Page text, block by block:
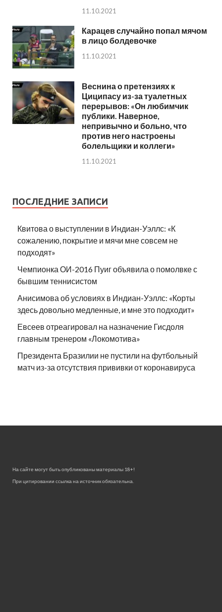
11.10.2021
Карацев случайно попал мячом
в лицо болдевочке
11.10.2021
Веснина о претензиях к
Циципасу из-за туалетных
перерывов: «Он любимчик
публики. Наверное,
непривычно и больно, что
против него настроены
болельщики и коллеги»
11.10.2021
ПОСЛЕДНИЕ ЗАПИСИ
Квитова о выступлении в Индиан-Уэллс: «К
сожалению, покрытие и мячи мне совсем не
подходят»
Чемпионка ОИ-2016 Пуиг объявила о помолвке с
бывшим теннисистом
Анисимова об условиях в Индиан-Уэллс: «Корты
здесь довольно медленные, и мне это подходит»
Евсеев отреагировал на назначение Гисдоля
главным тренером «Локомотива»
Президента Бразилии не пустили на футбольный
матч из-за отсутствия прививки от коронавируса
На сайте могут быть опубликованы материалы 18+!
При цитировании ссылка на источник обязательна.